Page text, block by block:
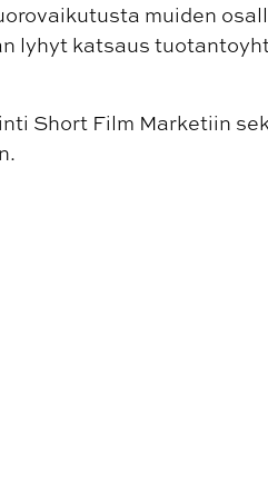
muiden
lyhyt katsaus
Short Film Marketiin